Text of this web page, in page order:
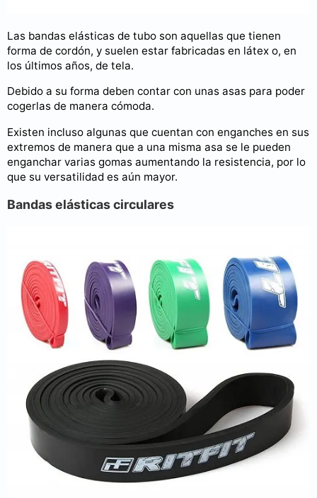
Las bandas elásticas de tubo son aquellas que tienen
forma de cordón, y suelen estar fabricadas en látex o, en
los últimos años, de tela.
Debido a su forma deben contar con unas asas para poder
cogerlas de manera cómoda.
Existen incluso algunas que cuentan con enganches en sus
extremos de manera que a una misma asa se le pueden
enganchar varias gomas aumentando la resistencia, por lo
que su versatilidad es aún mayor.
Bandas elásticas circulares